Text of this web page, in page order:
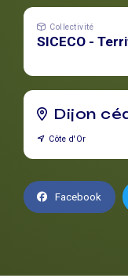
Collectivité
SICECO -
Dijon
Côte d'Or
Facebook